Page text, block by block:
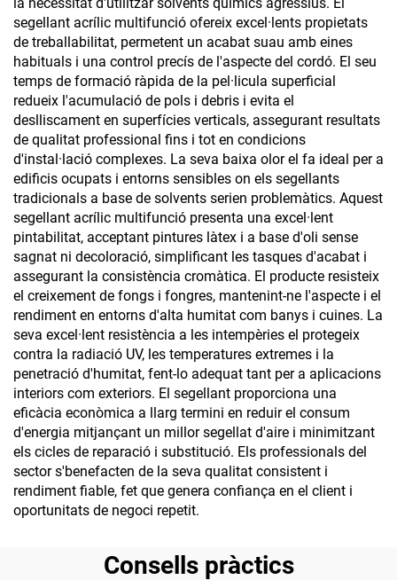
segellant acrílic multifunció ofereix excel·lents propietats
de treballabilitat, permetent un acabat suau amb eines
habituals i una control precís de l'aspecte del cordó. El seu
temps de formació ràpida de la pel·licula superficial
redueix l'acumulació de pols i debris i evita el
deslliscament en superfícies verticals, assegurant resultats
de qualitat professional fins i tot en condicions
d'instal·lació complexes. La seva baixa olor el fa ideal per a
edificis ocupats i entorns sensibles on els segellants
tradicionals a base de solvents serien problemàtics. Aquest
segellant acrílic multifunció presenta una excel·lent
pintabilitat, acceptant pintures làtex i a base d'oli sense
sagnat ni decoloració, simplificant les tasques d'acabat i
assegurant la consistència cromàtica. El producte resisteix
el creixement de fongs i fongres, mantenint-ne l'aspecte i el
rendiment en entorns d'alta humitat com banys i cuines. La
seva excel·lent resistència a les intempèries el protegeix
contra la radiació UV, les temperatures extremes i la
penetració d'humitat, fent-lo adequat tant per a aplicacions
interiors com exteriors. El segellant proporciona una
eficàcia econòmica a llarg termini en reduir el consum
d'energia mitjançant un millor segellat d'aire i minimitzant
els cicles de reparació i substitució. Els professionals del
sector s'benefacten de la seva qualitat consistent i
rendiment fiable, fet que genera confiança en el client i
oportunitats de negoci repetit.
Consells pràctics